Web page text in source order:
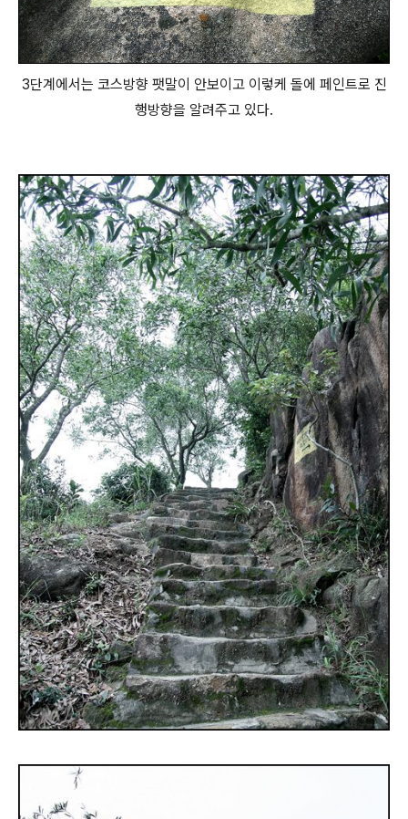
3단계에서는 코스방향 팻말이 안보이고 이렇케 돌에 페인트로 진
행방향을 알려주고 있다.